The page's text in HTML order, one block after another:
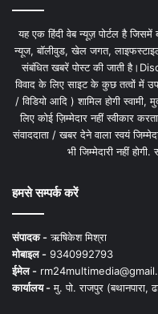
यह एक हिंदी वेब न्यूज़ पोर्टल है
न्यूज, बॉलीवुड, खेल जगत,
संबंधित खबरें पोस्ट की जाती
विवाद के लिए साइट के कुछ तत्वों में
/ विडियो आदि ) शामिल होगी
लिए कोई ज़िम्मेदार नहीं स्वीकार
संवाददाता / खबर देने वाला स्वयं
भी जिम्मेदारी नहीं होगी.
हमसे सम्पर्क करें
संपादक -ऋषिकेश मिश्रा
मोबाइल - 9340992793
ईमेल -
कार्यालय -मु. पो. राजपुर (बथानपारा,